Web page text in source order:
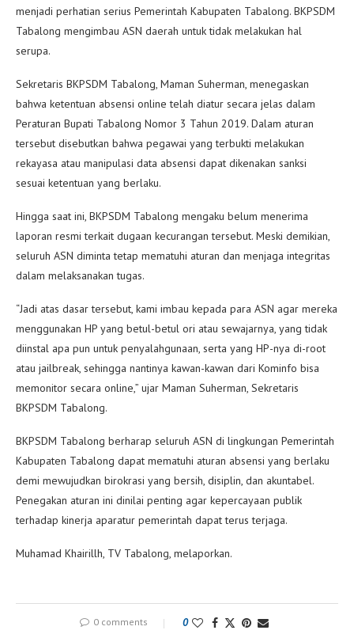
menjadi perhatian serius Pemerintah Kabupaten Tabalong. BKPSDM
Tabalong mengimbau ASN daerah untuk tidak melakukan hal
serupa.
Sekretaris BKPSDM Tabalong, Maman Suherman, menegaskan
bahwa ketentuan absensi online telah diatur secara jelas dalam
Peraturan Bupati Tabalong Nomor 3 Tahun 2019. Dalam aturan
tersebut disebutkan bahwa pegawai yang terbukti melakukan
rekayasa atau manipulasi data absensi dapat dikenakan sanksi
sesuai ketentuan yang berlaku.
Hingga saat ini, BKPSDM Tabalong mengaku belum menerima
laporan resmi terkait dugaan kecurangan tersebut. Meski demikian,
seluruh ASN diminta tetap mematuhi aturan dan menjaga integritas
dalam melaksanakan tugas.
“Jadi atas dasar tersebut, kami imbau kepada para ASN agar mereka
menggunakan HP yang betul-betul ori atau sewajarnya, yang tidak
diinstal apa pun untuk penyalahgunaan, serta yang HP-nya di-root
atau jailbreak, sehingga nantinya kawan-kawan dari Kominfo bisa
memonitor secara online,” ujar Maman Suherman, Sekretaris
BKPSDM Tabalong.
BKPSDM Tabalong berharap seluruh ASN di lingkungan Pemerintah
Kabupaten Tabalong dapat mematuhi aturan absensi yang berlaku
demi mewujudkan birokrasi yang bersih, disiplin, dan akuntabel.
Penegakan aturan ini dinilai penting agar kepercayaan publik
terhadap kinerja aparatur pemerintah dapat terus terjaga.
Muhamad Khairillh, TV Tabalong, melaporkan.
0 comments 0